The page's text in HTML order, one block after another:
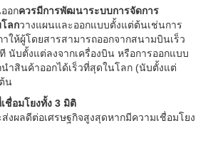
อกควรมีการพัฒนาระบบการจัดการ
ลกวางแผนและออกแบบตั้งแต่ต้นเช่นการ
ให้ผู้โดยสารสามารถออกจากสนามบินเร็ว
นับตั้งแต่ลงจากเครื่องบิน หรือการออกแบบ
ำสินค้าออกได้เร็วที่สุดในโลก (นับตั้งแต่
น
ชื่อมโยงทั้ง 3 มิติ
งผลดีต่อเศรษฐกิจสูงสุดหากมีความเชื่อมโยง